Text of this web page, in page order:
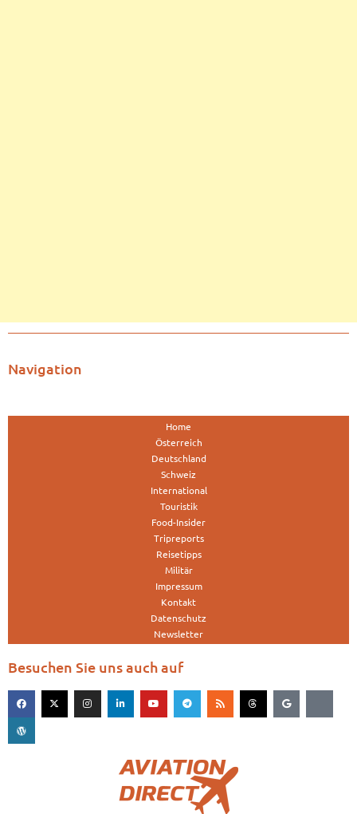
Navigation
Home
Österreich
Deutschland
Schweiz
International
Touristik
Food-Insider
Tripreports
Reisetipps
Militär
Impressum
Kontakt
Datenschutz
Newsletter
Besuchen Sie uns auch auf